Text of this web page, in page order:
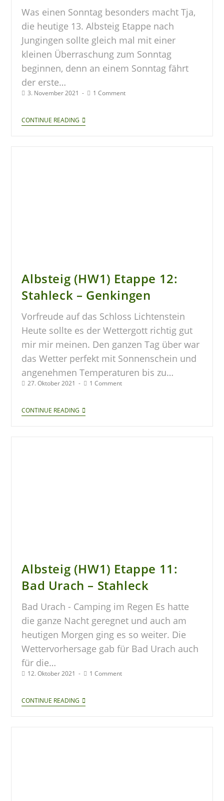
Was einen Sonntag besonders macht Tja,
die heutige 13. Albsteig Etappe nach
Jungingen sollte gleich mal mit einer
kleinen Überraschung zum Sonntag
beginnen, denn an einem Sonntag fährt
der erste…
3. November 2021 1 Comment
CONTINUE READING
Albsteig (HW1) Etappe 12:
Stahleck – Genkingen
Vorfreude auf das Schloss Lichtenstein
Heute sollte es der Wettergott richtig gut
mir mir meinen. Den ganzen Tag über war
das Wetter perfekt mit Sonnenschein und
angenehmen Temperaturen bis zu…
27. Oktober 2021 1 Comment
CONTINUE READING
Albsteig (HW1) Etappe 11:
Bad Urach – Stahleck
Bad Urach - Camping im Regen Es hatte
die ganze Nacht geregnet und auch am
heutigen Morgen ging es so weiter. Die
Wettervorhersage gab für Bad Urach auch
für die…
12. Oktober 2021 1 Comment
CONTINUE READING